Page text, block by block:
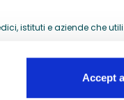
Accept
istituti e aziende che